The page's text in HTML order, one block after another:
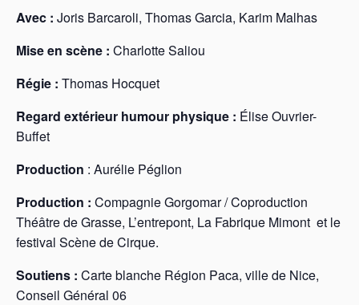
Avec : Joris Barcaroli, Thomas Garcia, Karim Malhas
Mise en scène : Charlotte Saliou
Régie : Thomas Hocquet
Regard extérieur humour physique : Élise Ouvrier-
Buffet
Production : Aurélie Péglion
Production : Compagnie Gorgomar / Coproduction
Théâtre de Grasse, L’entrepont, La Fabrique Mimont et le
festival Scène de Cirque.
Soutiens : Carte blanche Région Paca, ville de Nice,
Conseil Général 06